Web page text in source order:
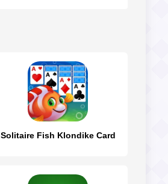
Solitaire Fish Klondike Card